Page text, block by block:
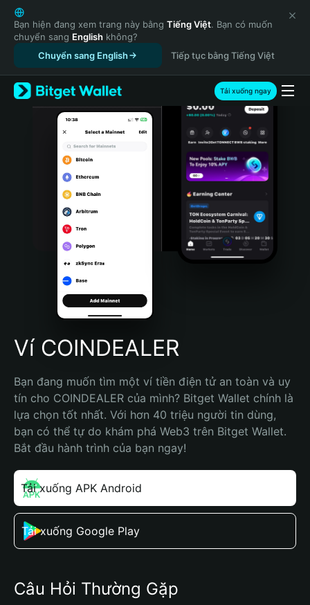
English
日本語
Tiếng Việt
Русский
Español (Latinoamérica)
Türkçe
Italiano
Português (Portugal)
Bahasa Indonesia
Português (Brasil)
Español (Argentina)
Bạn hiện đang xem trang này bằng Tiếng Việt. Bạn có muốn
chuyển sang English không?
Chuyển sang English
Tiếp tục bằng Tiếng Việt
Tải xuống ngay
Ví COINDEALER
Bạn đang muốn tìm một ví tiền điện tử an toàn và uy
tín cho COINDEALER của mình? Bitget Wallet chính là
lựa chọn tốt nhất. Với hơn 40 triệu người tin dùng,
bạn có thể tự do khám phá Web3 trên Bitget Wallet.
Bắt đầu hành trình của bạn ngay!
Tải xuống APK Android
Tải xuống Google Play
Câu Hỏi Thường Gặp